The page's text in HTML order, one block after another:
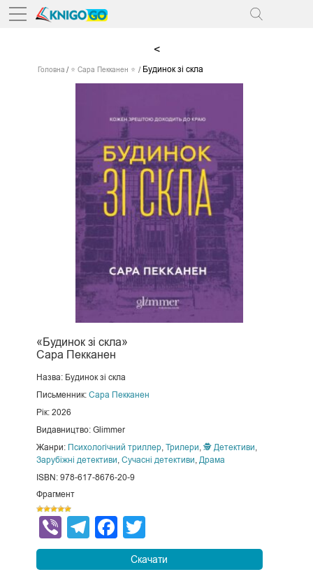
<
Головна ⭐ Сара Пекканен ⭐ Будинок зі скла
«Будинок зі скла»
Сара Пекканен
Назва: Будинок зі скла
Письменник: Сара Пекканен
Рік: 2026
Видавництво: Glimmer
Жанри: Психологічний триллер, Трилери 🕵 Детективи
Зарубіжні детективи Сучасні детективи Драма
ISBN: 978-617-8676-20-9
Фрагмент
ViberTelegram
Facebook
Скачати